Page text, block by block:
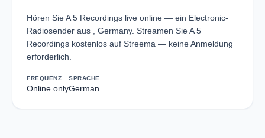
Hören Sie A 5 Recordings live online — ein Electronic-
Radiosender aus , Germany. Streamen Sie A 5
Recordings kostenlos auf Streema — keine Anmeldung
erforderlich.
FREQUENZ
Online only
SPRACHE
German